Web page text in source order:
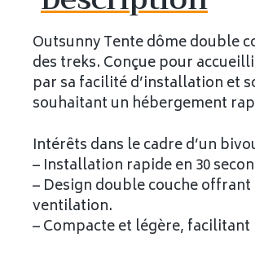
Outsunny Tente dôme double
des treks. Conçue pour
par sa facilité d’installation et
souhaitant un hébergement
Intérêts dans le cadre d’un
– Installation rapide en 30
– Design double couche
ventilation.
– Compacte et légère,